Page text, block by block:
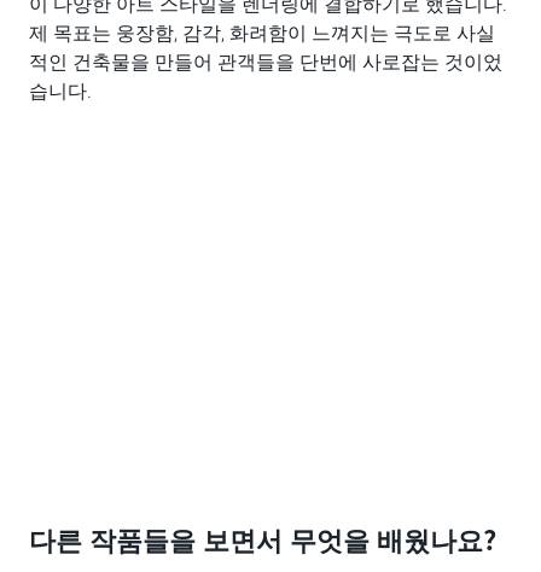
이 다양한 아트 스타일을 렌더링에 결합하기로 했습니다.
제 목표는 웅장함, 감각, 화려함이 느껴지는 극도로 사실
적인 건축물을 만들어 관객들을 단번에 사로잡는 것이었
습니다.
다른 작품들을 보면서 무엇을 배웠나요?